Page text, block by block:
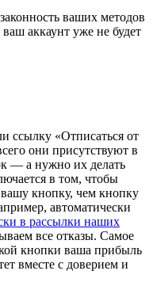
ваших методов
аккаунт уже не будет
ссылку «Отписаться от
они присутствуют в
— а нужно их делать
в том, чтобы
кнопку, чем кнопку
автоматически
в рассылки наших
все отказы. Самое
кнопки ваша прибыль
вместе с доверием и